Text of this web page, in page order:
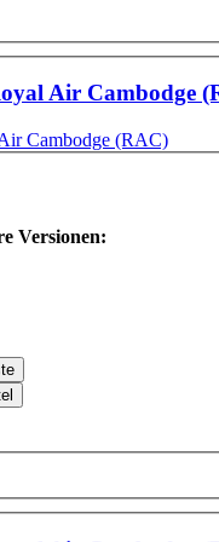
Air Cambodge
Versionen: